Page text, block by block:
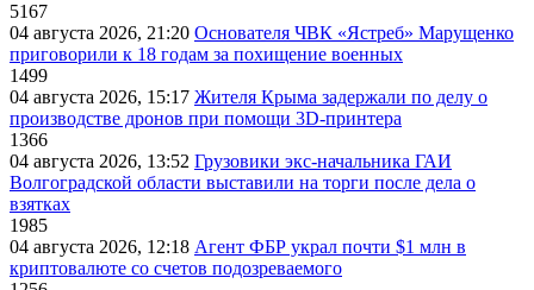
5167
04 августа 2026, 21:20 Основателя ЧВК «Ястреб» Марущенко
приговорили к 18 годам за похищение военных
1499
04 августа 2026, 15:17 Жителя Крыма задержали по делу о
производстве дронов при помощи 3D‑принтера
1366
04 августа 2026, 13:52 Грузовики экс-начальника ГАИ
Волгоградской области выставили на торги после дела о
взятках
1985
04 августа 2026, 12:18 Агент ФБР украл почти $1 млн в
криптовалюте со счетов подозреваемого